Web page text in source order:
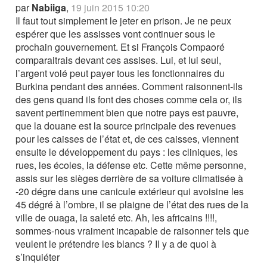
parNabiiga, 19 juin 2015 10:20
Il faut tout simplement le jeter en prison. Je ne peux
espérer que les assisses vont continuer sous le
prochain gouvernement. Et si François Compaoré
comparaitrais devant ces assises. Lui, et lui seul,
l’argent volé peut payer tous les fonctionnaires du
Burkina pendant des années. Comment raisonnent-ils
des gens quand ils font des choses comme cela or, ils
savent pertinemment bien que notre pays est pauvre,
que la douane est la source principale des revenues
pour les caisses de l’état et, de ces caisses, viennent
ensuite le développement du pays : les cliniques, les
rues, les écoles, la défense etc. Cette même personne,
assis sur les sièges derrière de sa voiture climatisée à
-20 dégre dans une canicule extérieur qui avoisine les
45 dégré à l’ombre, il se plaigne de l’état des rues de la
ville de ouaga, la saleté etc. Ah, les africains !!!!,
sommes-nous vraiment incapable de raisonner tels que
veulent le prétendre les blancs ? Il y a de quoi à
s’inquiéter